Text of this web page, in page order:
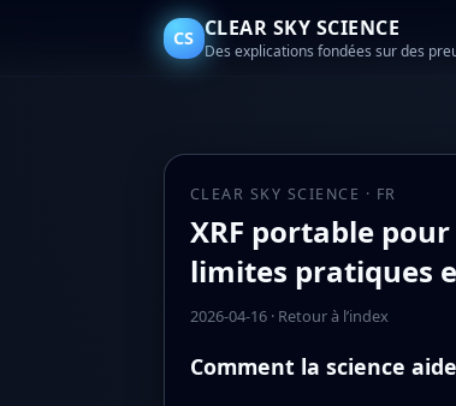
CS CLEAR SKY SCIENCE
Des explications fondées sur des
CLEAR SKY SCIENCE · FR
XRF portable
limites pratiques
2026-04-16· Retour à l’index
Comment la science